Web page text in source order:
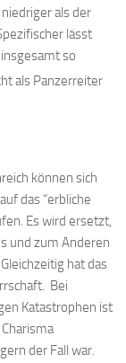
als der
lässt
so
als Panzerreiter
können sich
das “erbliche
Es wird ersetzt,
und zum Anderen
hat das
Bei
Katastrophen ist
der Fall war.